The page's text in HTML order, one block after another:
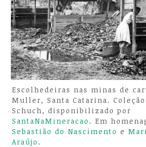
Escolhedeiras nas minas de
Muller, Santa Catarina.
Schuch, disponibilizado por
SantaNaMineracao. Em
Sebastião do Nascimento e
Araújo .